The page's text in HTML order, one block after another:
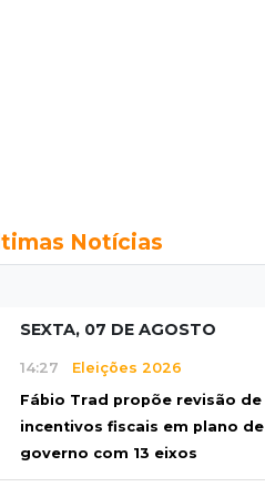
Notícias
SEXTA, 07 DE AGOSTO
14:27 Eleições 2026
Fábio Trad propõe revisão de
incentivos fiscais em plano de
governo com 13 eixos